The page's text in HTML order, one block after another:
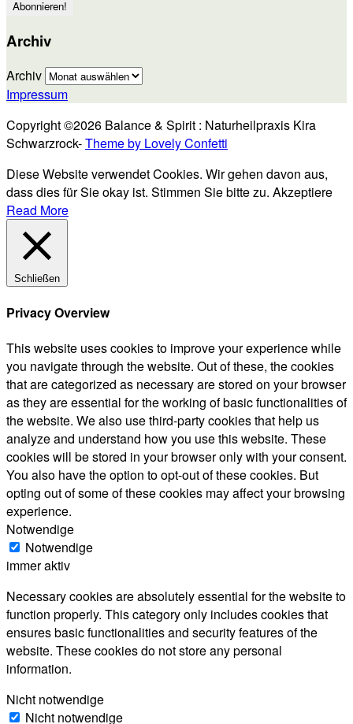
Archiv
Archiv
Impressum
Copyright ©2026 Balance & Spirit : Naturheilpraxis Kira
Schwarzrock-Theme by Lovely Confetti
Diese Website verwendet Cookies. Wir gehen davon aus,
dass dies für Sie okay ist. Stimmen Sie bitte zu. Akzeptiere
Read More
Schließen
Privacy Overview
This website uses cookies to improve your experience while
you navigate through the website. Out of these, the cookies
that are categorized as necessary are stored on your browser
as they are essential for the working of basic functionalities of
the website. We also use third-party cookies that help us
analyze and understand how you use this website. These
cookies will be stored in your browser only with your consent.
You also have the option to opt-out of these cookies. But
opting out of some of these cookies may affect your browsing
experience.
Notwendige
Notwendige
immer aktiv
Necessary cookies are absolutely essential for the website to
function properly. This category only includes cookies that
ensures basic functionalities and security features of the
website. These cookies do not store any personal
information.
Nicht notwendige
Nicht notwendige